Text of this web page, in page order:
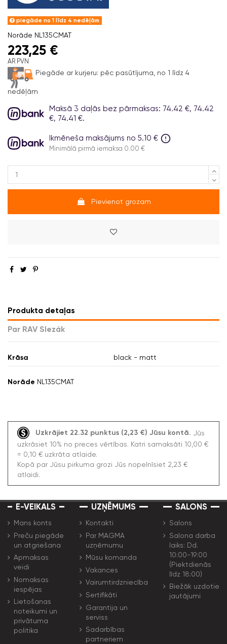
piegāde no 1 līdz 4 nedēļām
Norāde NL135CMAT
223,25 €
AR PVN
Piegāde ar kurjeru: pēc pasūtījuma, no 1 līdz 4
nedēļām
Maksā 3 daļās bez pārmaksas: 74.42 €, 74.42
€, 74.41 €.
Ikmēneša maksājums no 5.10 €
Minimālā pirmā iemaksa 0.00 €
Pievienot grozam
Produkta detaļas
Par RAV Slezák
Krāsa black - matt
Norāde NL135CMAT
Uzkrājiet 22.32 punktus (2,23 €) Jūsu kontā. Jūs
uzkrāsiet 10% no preces vērtības. Katri samaksāti 10,00 €
= 0,10 € uzkrāta atlaide.
Kopā par Jūsu pirkuma grozi Jūs nopelnīsiet 2,23 €
atlaidi.
E-VEIKALS
Mans konts
Preču piegāde
un atgriešana
Apmaksas
veidi
Nomaksas
iespējas
Lietošanas
noteikumi un
privātuma
politika
UZŅĒMUMS
Kontakti
Par MAGMA
uzņēmumu
Mūsu komanda
Vakances
Vairumtirdzniecība
Sertifikāti
Garantija un
serviss
Sadarbības
partneriem
SALONS
Salons
Salona darba
laiks: Dd.
10:00-19:00
(Piektdienās
līdz 18:00)
Biežāk uzdotie
jautājumi